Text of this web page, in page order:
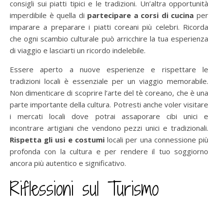
consigli sui piatti tipici e le tradizioni. Un’altra opportunità
imperdibile è quella di partecipare a corsi di cucina per
imparare a preparare i piatti coreani più celebri. Ricorda
che ogni scambio culturale può arricchire la tua esperienza
di viaggio e lasciarti un ricordo indelebile.
Essere aperto a nuove esperienze e rispettare le
tradizioni locali è essenziale per un viaggio memorabile.
Non dimenticare di scoprire l’arte del tè coreano, che è una
parte importante della cultura. Potresti anche voler visitare
i mercati locali dove potrai assaporare cibi unici e
incontrare artigiani che vendono pezzi unici e tradizionali.
Rispetta gli usi e costumilocali per una connessione più
profonda con la cultura e per rendere il tuo soggiorno
ancora più autentico e significativo.
Riflessioni sul Turismo